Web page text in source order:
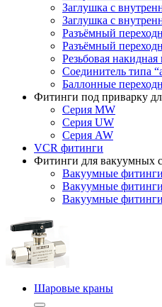
Заглушка с
Заглушка с
Разъёмный
Разъёмный
Резьбовая
Соединитель типа
Баллонные
Фитинги под приварку
Серия MW
Серия UW
Серия AW
VCR фитинги
Фитинги для вакуумных
Вакуумные
Вакуумные
Вакуумные
Шаровые краны